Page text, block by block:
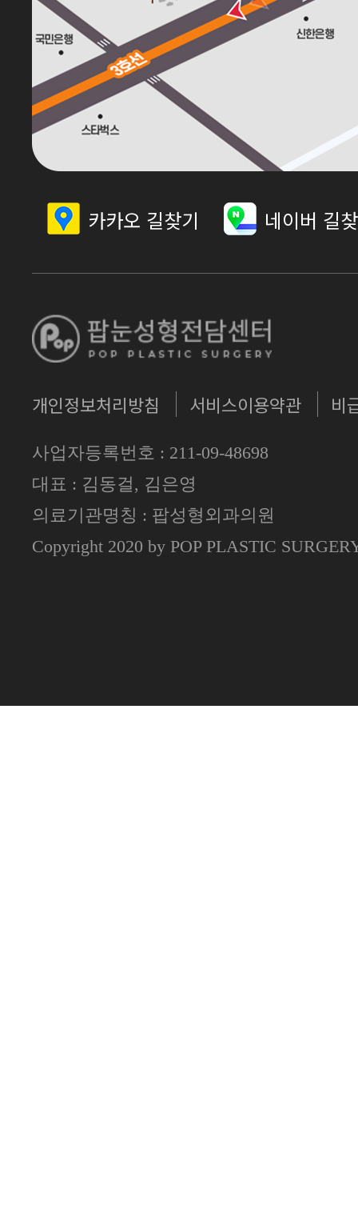
카카오 길찾기 네이버 길
개인정보처리방침 서비스이용약관 비
사업자등록번호 : 211-09-48698
대표 : 김동걸, 김은영
의료기관명칭 : 팝성형외과의원
Copyright 2020 by POP PLASTIC